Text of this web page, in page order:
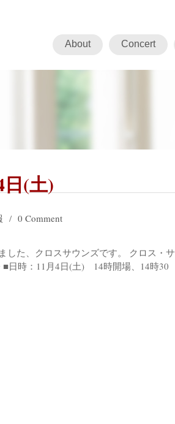
About Concert
(土)
/ 0 Comment
した、クロスサウンズです。 クロス・サ
■日時：11月4日(土) 14時開場、14時30